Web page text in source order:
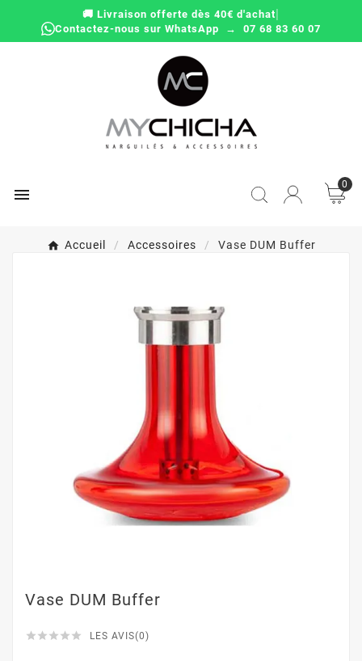
🚚 Livraison offerte dès 40€ d'achat|
Contactez-nous sur WhatsApp → 07 68 83 60 07

0
Accueil Accessoires Vase DUM Buffer
Vase DUM Buffer
     LES AVIS(0)